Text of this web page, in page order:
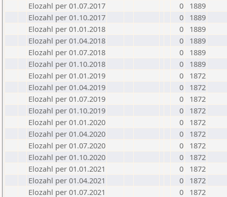
Elozahl per 01.07.2017
0
1889
Elozahl per 01.10.2017
0
1889
Elozahl per 01.01.2018
0
1889
Elozahl per 01.04.2018
0
1889
Elozahl per 01.07.2018
0
1889
Elozahl per 01.10.2018
0
1889
Elozahl per 01.01.2019
0
1872
Elozahl per 01.04.2019
0
1872
Elozahl per 01.07.2019
0
1872
Elozahl per 01.10.2019
0
1872
Elozahl per 01.01.2020
0
1872
Elozahl per 01.04.2020
0
1872
Elozahl per 01.07.2020
0
1872
Elozahl per 01.10.2020
0
1872
Elozahl per 01.01.2021
0
1872
Elozahl per 01.04.2021
0
1872
Elozahl per 01.07.2021
0
1872